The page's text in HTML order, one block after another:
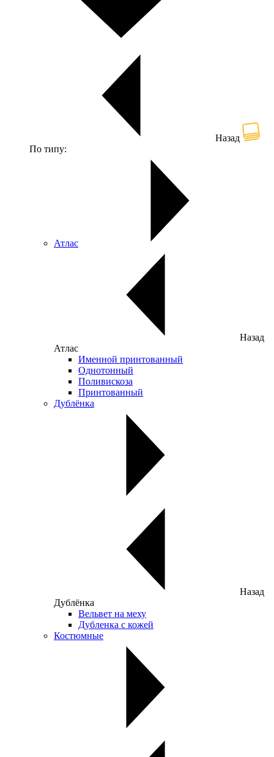
Назад
По типу:
Атлас
Назад
Атлас
Именной принтованный
Однотонный
Поливискоза
Принтованный
Дублёнка
Назад
Дублёнка
Вельвет на меху
Дубленка с кожей
Костюмные